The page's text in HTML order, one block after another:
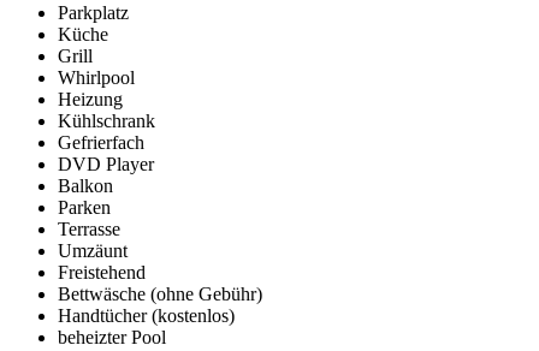
Parkplatz
Küche
Grill
Whirlpool
Heizung
Kühlschrank
Gefrierfach
DVD Player
Balkon
Parken
Terrasse
Umzäunt
Freistehend
Bettwäsche (ohne Gebühr)
Handtücher (kostenlos)
beheizter Pool